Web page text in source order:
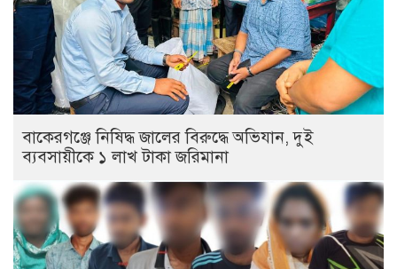
বাকেরগঞ্জে নিষিদ্ধ জালের বিরুদ্ধে অভিযান, দুই
ব্যবসায়ীকে ১ লাখ টাকা জরিমানা